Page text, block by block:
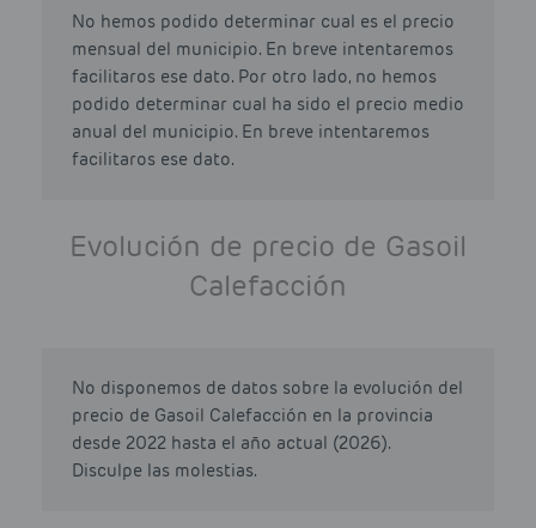
No hemos podido determinar cual es el precio
mensual del municipio. En breve intentaremos
facilitaros ese dato. Por otro lado, no hemos
podido determinar cual ha sido el precio medio
anual del municipio. En breve intentaremos
facilitaros ese dato.
Evolución de precio de Gasoil
Calefacción
No disponemos de datos sobre la evolución del
precio de Gasoil Calefacción en la provincia
desde 2022 hasta el año actual (2026).
Disculpe las molestias.